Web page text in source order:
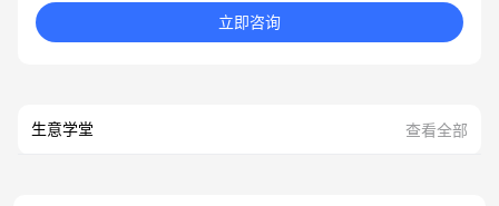
立即咨询
生意学堂 查看全部